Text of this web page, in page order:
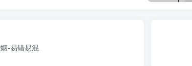
的首要原则是体现劳动者平等竞争的原则。（ × ）
-易错易混